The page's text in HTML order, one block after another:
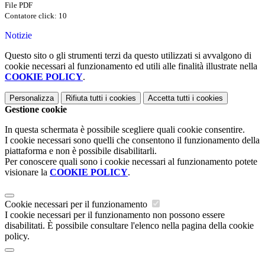
File PDF
Contatore click: 10
Notizie
Questo sito o gli strumenti terzi da questo utilizzati si avvalgono di
cookie necessari al funzionamento ed utili alle finalità illustrate nella
COOKIE POLICY.
Personalizza Rifiuta tutti i cookies Accetta tutti i cookies
Gestione cookie
In questa schermata è possibile scegliere quali cookie consentire.
I cookie necessari sono quelli che consentono il funzionamento della
piattaforma e non è possibile disabilitarli.
Per conoscere quali sono i cookie necessari al funzionamento potete
visionare la COOKIE POLICY.
Cookie necessari per il funzionamento
I cookie necessari per il funzionamento non possono essere
disabilitati. È possibile consultare l'elenco nella pagina della cookie
policy.